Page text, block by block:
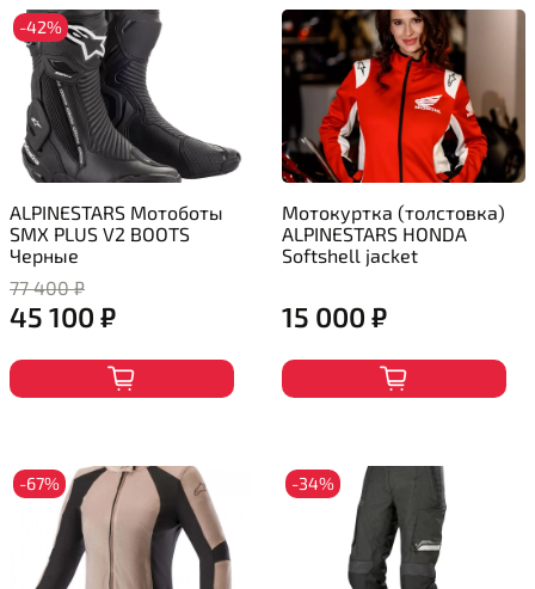
-42%
ALPINESTARS Мотоботы
SMX PLUS V2 BOOTS
Черные
77 400 ₽
45 100 ₽
Мотокуртка (толстовка)
ALPINESTARS HONDA
Softshell jacket
15 000 ₽
-67% -34%